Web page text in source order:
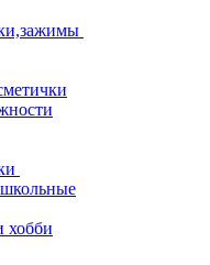
хобби